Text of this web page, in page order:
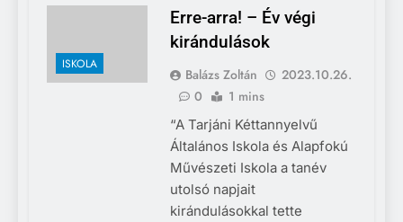
ISKOLA
Erre-arra! – Év végi
kirándulások
Balázs Zoltán
2023.10.26.
0
1 mins
“A Tarjáni Kéttannyelvű
Általános Iskola és Alapfokú
Művészeti Iskola a tanév
utolsó napjait
kirándulásokkal tette